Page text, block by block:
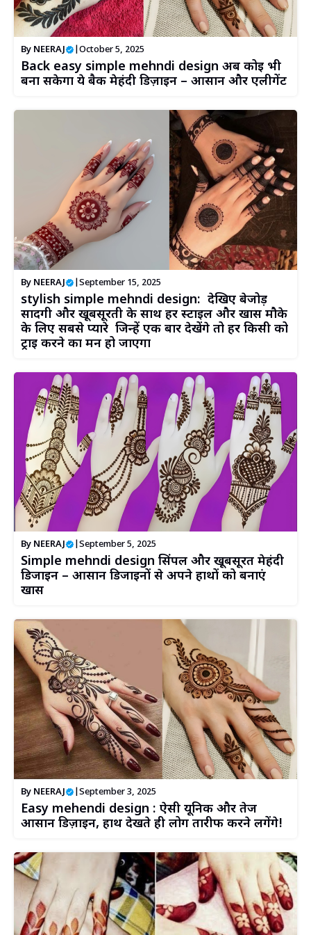
By NEERAJ October 5, 2025
Back easy simple mehndi design अब कोई भी
बना सकेगा ये बैक मेहंदी डिज़ाइन – आसान और एलीगेंट
By NEERAJ September 15, 2025
stylish simple mehndi design: देखिए बेजोड़
सादगी और खूबसूरती के साथ हर स्टाइल और खास मौके
के लिए सबसे प्यारे जिन्हें एक बार देखेंगे तो हर किसी को
ट्राई करने का मन हो जाएगा
By NEERAJ September 5, 2025
Simple mehndi design सिंपल और खूबसूरत मेहंदी
डिजाइन – आसान डिजाइनों से अपने हाथों को बनाएं
खास
By NEERAJ September 3, 2025
Easy mehendi design : ऐसी यूनिक और तेज
आसान डिज़ाइन, हाथ देखते ही लोग तारीफ करने लगेंगे!